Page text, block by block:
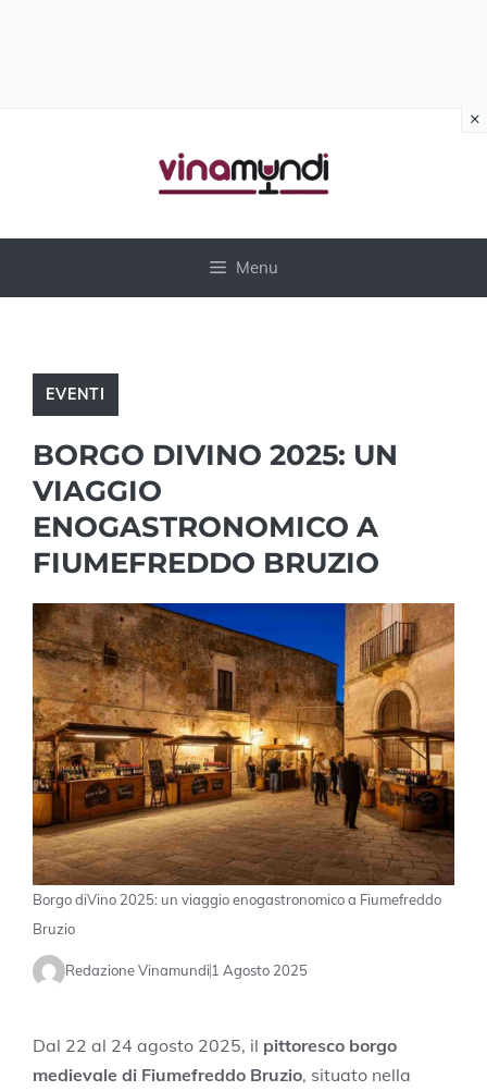
Menu
EVENTI
BORGO DIVINO 2025: UN
VIAGGIO
ENOGASTRONOMICO A
FIUMEFREDDO BRUZIO
Borgo diVino 2025: un viaggio enogastronomico a Fiumefreddo
Bruzio
Redazione Vinamundi1 Agosto 2025
Dal 22 al 24 agosto 2025, il pittoresco borgo
medievale di Fiumefreddo Bruzio, situato nella
×